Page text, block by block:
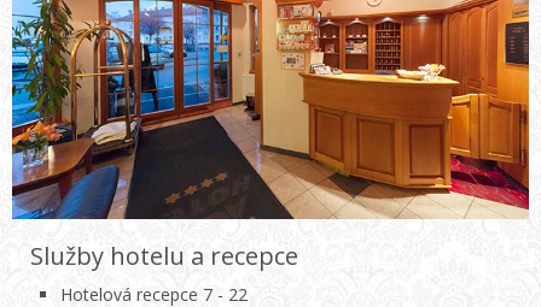
Služby hotelu a recepce
Hotelová recepce 7 - 22